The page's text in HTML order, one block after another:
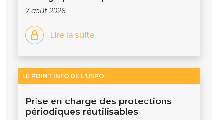
7 août 2026
Lire la suite
LE POINT INFO DE L'USPO
Prise en charge des protections
périodiques réutilisables